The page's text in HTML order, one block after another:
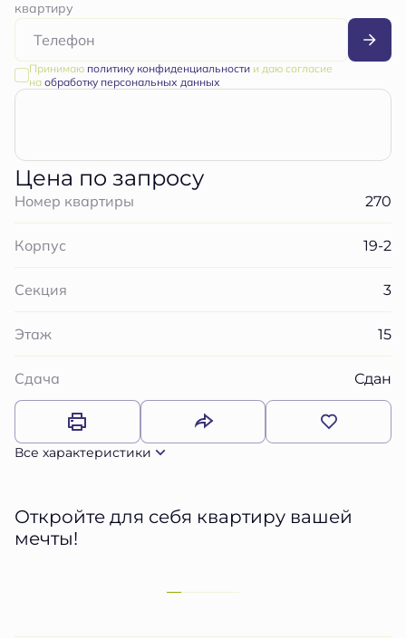
квартиру
Принимаю политику конфиденциальностии даю согласие
на обработку персональных данных
Цена по запросу
Номер квартиры 270
Корпус 19-2
Секция 3
Этаж 15
Сдача Сдан
Все характеристики
Откройте для себя квартиру вашей
мечты!